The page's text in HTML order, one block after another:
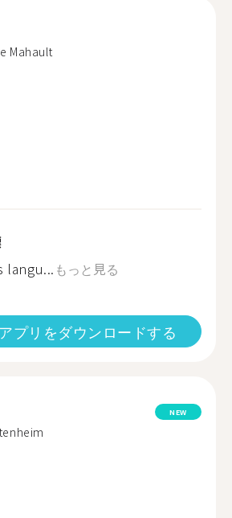
Mahault
langu... もっと見る
アプリをダウンロードする
NEW